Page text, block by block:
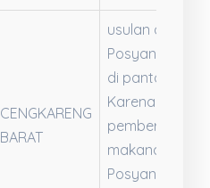
CENGKARENG
BARAT
usulan agar
Posyandu lebih
di pantau lagi.
Karena
pemberian
makanan di
Posyandu jauh